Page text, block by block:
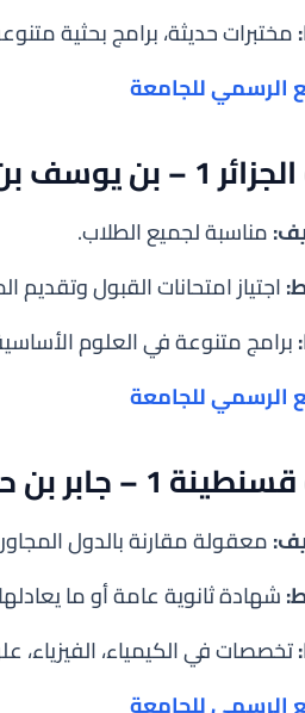
مختبرات حديثة، برامج بحثية
الرسمي للجامعة
يوسف بن خدة
مناسبة لجميع الطلاب.
اجتياز امتحانات القبول وتقديم
برامج متنوعة في العلوم
الرسمي للجامعة
1 – جابر بن حيان
معقولة مقارنة بالدول
شهادة ثانوية عامة أو ما
تخصصات في الكيمياء،